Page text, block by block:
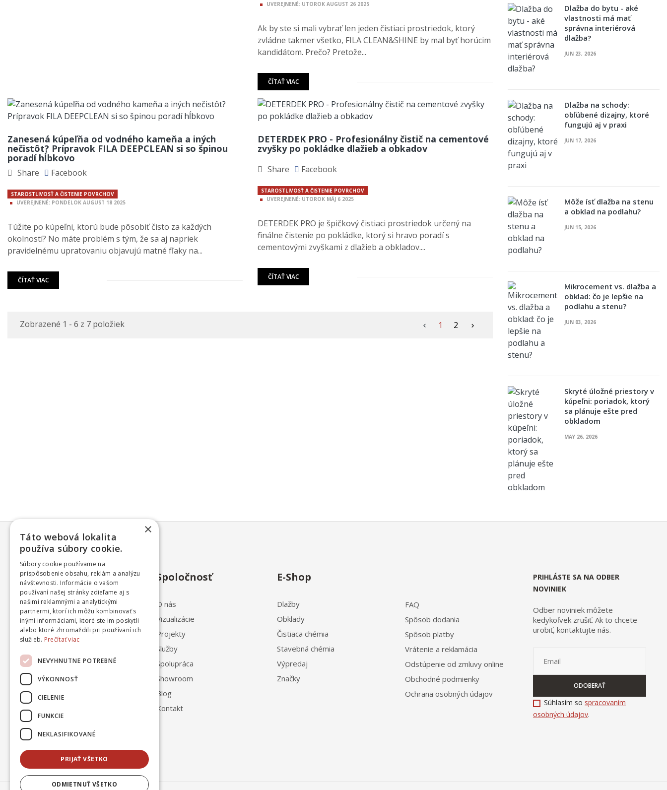
UVEREJNENÉ: UTOROK AUGUST 26 2025
Ak by ste si mali vybrať len jeden čistiaci prostriedok, ktorý
zvládne takmer všetko, FILA CLEAN&SHINE by mal byť horúcim
kandidátom. Prečo? Pretože...
ČÍTAŤ VIAC
Zanesená kúpeľňa od vodného kameňa a iných
nečistôt? Prípravok FILA DEEPCLEAN si so špinou
poradí hĺbkovo
Share Facebook
STAROSTLIVOSŤ A ČISTENIE POVRCHOV
UVEREJNENÉ: PONDELOK AUGUST 18 2025
Túžite po kúpeľni, ktorú bude pôsobiť čisto za každých
okolností? No máte problém s tým, že sa aj napriek
pravidelnému upratovaniu objavujú matné fľaky na...
ČÍTAŤ VIAC
DETERDEK PRO - Profesionálny čistič na cementové
zvyšky po pokládke dlažieb a obkadov
Share Facebook
STAROSTLIVOSŤ A ČISTENIE POVRCHOV
UVEREJNENÉ: UTOROK MÁJ 6 2025
DETERDEK PRO je špičkový čistiaci prostriedok určený na
finálne čistenie po pokládke, ktorý si hravo poradí s
cementovými zvyškami z dlažieb a obkladov....
ČÍTAŤ VIAC
Zobrazené 1 - 6 z 7 položiek  1 2 
Dlažba do bytu - aké
vlastnosti má mať
správna interiérová
dlažba?
JUN 23, 2026
Dlažba na schody:
obľúbené dizajny, ktoré
fungujú aj v praxi
JUN 17, 2026
Môže ísť dlažba na stenu
a obklad na podlahu?
JUN 15, 2026
Mikrocement vs. dlažba a
obklad: čo je lepšie na
podlahu a stenu?
JUN 03, 2026
Skryté úložné priestory v
kúpeľni: poriadok, ktorý
sa plánuje ešte pred
obkladom
MAY 26, 2026
0908 102 022
8:00 - 17:00
Spoločnosť
O nás
Vizualizácie
Projekty
Služby
Spolupráca
Showroom
Blog
Kontakt
E-Shop
Dlažby
Obklady
Čistiaca chémia
Stavebná chémia
Výpredaj
Značky
FAQ
Spôsob dodania
Spôsob platby
Vrátenie a reklamácia
Odstúpenie od zmluvy online
Obchodné podmienky
Ochrana osobných údajov
PRIHLÁSTE SA NA ODBER
NOVINIEK
Odber noviniek môžete
kedykoľvek zrušiť. Ak to chcete
urobiť, kontaktujte nás.
ODOBERAŤ
Súhlasím so spracovaním
osobných údajov.
×
Táto webová lokalita
používa súbory cookie.
Súbory cookie používame na
prispôsobenie obsahu, reklám a analýzu
návštevnosti. Informácie o vašom
používaní našej stránky zdieľame aj s
našimi reklamnými a analytickými
partnermi, ktorí ich môžu kombinovať s
inými informáciami, ktoré ste im poskytli
alebo ktoré zhromaždili pri používaní ich
služieb. Prečítať viac
NEVYHNUTNE POTREBNÉ
VÝKONNOSŤ
CIELENIE
FUNKCIE
NEKLASIFIKOVANÉ
PRIJAŤ VŠETKO
ODMIETNUŤ VŠETKO